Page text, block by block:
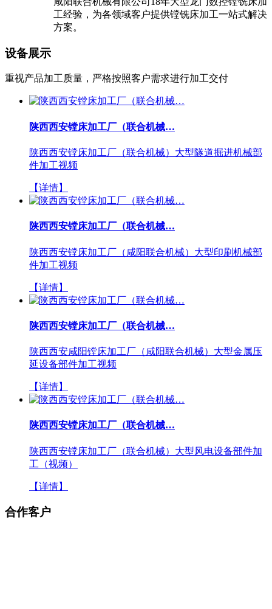
工经验，为各领域客户提供镗铣床加工一站式解决
方案。
设备展示
重视产品加工质量，严格按照客户需求进行加工交付
陕西西安镗床加工厂（联合机械…
陕西西安镗床加工厂（联合机械）大型隧道掘进机械部
件加工视频
【详情】
陕西西安镗床加工厂（联合机械…
陕西西安镗床加工厂（咸阳联合机械）大型印刷机械部
件加工视频
【详情】
陕西西安镗床加工厂（联合机械…
陕西西安咸阳镗床加工厂（咸阳联合机械）大型金属压
延设备部件加工视频
【详情】
陕西西安镗床加工厂（联合机械…
陕西西安镗床加工厂（联合机械）大型风电设备部件加
工（视频）
【详情】
合作客户